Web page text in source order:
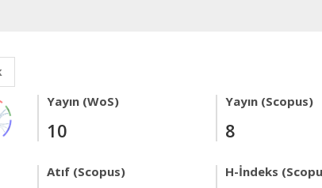
Yayın (WoS)
10
Yayın (Scopus)
8
Atıf (Scopus) H-İndeks